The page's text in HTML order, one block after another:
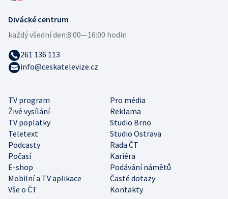
TV program
Pro média
Živé vysílání
Reklama
TV poplatky
Studio Brno
Teletext
Studio Ostrava
Podcasty
Rada ČT
Počasí
Kariéra
E-shop
Podávání námětů
Mobilní a TV aplikace
Časté dotazy
Vše o ČT
Kontakty
Divácké centrum
každý všední den:8:00—16:00 hodin
261 136 113
info@ceskatelevize.cz